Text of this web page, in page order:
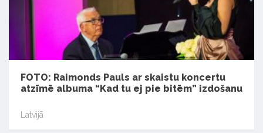
FOTO: Raimonds Pauls ar skaistu koncertu
atzīmē albuma “Kad tu ej pie bitēm” izdošanu
Latvijā